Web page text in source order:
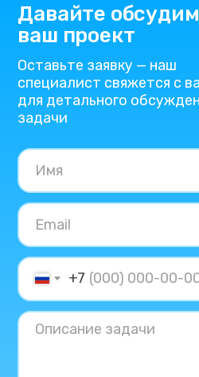
Давайте обсудим
ваш проект
Оставьте заявку — наш
специалист свяжется с
для детального
задачи
+7